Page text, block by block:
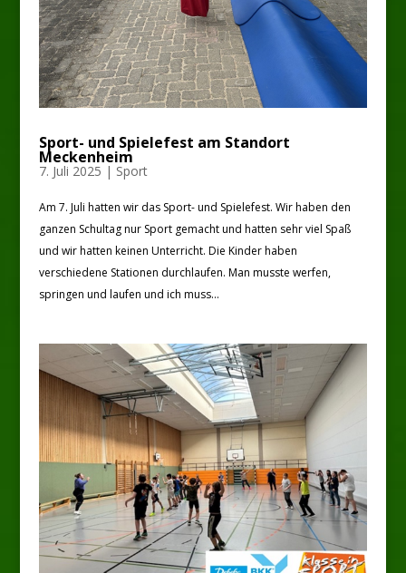
Sport- und Spielefest am Standort
Meckenheim
7. Juli 2025 | Sport
Am 7. Juli hatten wir das Sport- und Spielefest. Wir haben den
ganzen Schultag nur Sport gemacht und hatten sehr viel Spaß
und wir hatten keinen Unterricht. Die Kinder haben
verschiedene Stationen durchlaufen. Man musste werfen,
springen und laufen und ich muss...